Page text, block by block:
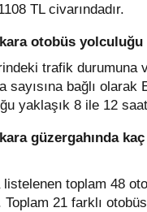
TL civarındadır.
otobüs
trafik durumuna
sayısına bağlı
yaklaşık 8 ile 12
güzergahında
listelenen toplam 48
Toplam 21 farklı